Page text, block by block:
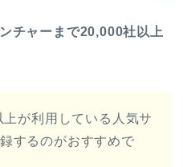
チャーまで20,000社以上
が利用している人気サ
するのがおすすめで